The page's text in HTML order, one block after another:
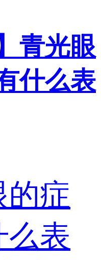
青光眼
什么表
的症
么表